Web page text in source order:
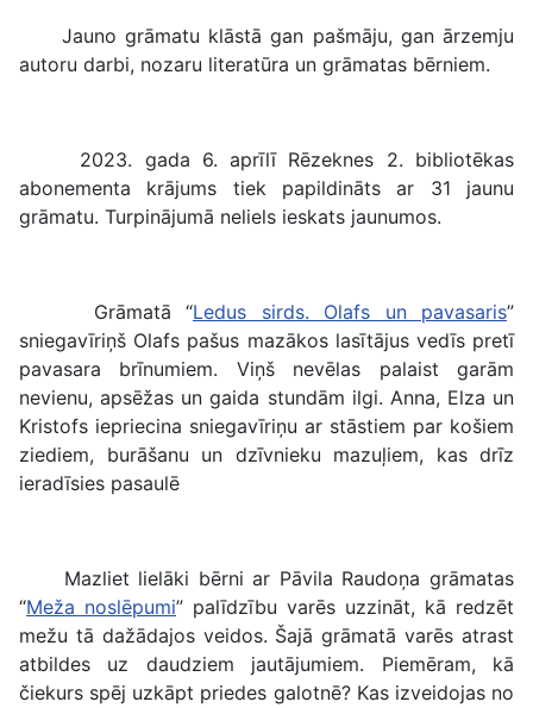
Jauno grāmatu klāstā gan pašmāju, gan ārzemju
autoru darbi, nozaru literatūra un grāmatas bērniem.
2023. gada 6. aprīlī Rēzeknes 2. bibliotēkas
abonementa krājums tiek papildināts ar 31 jaunu
grāmatu. Turpinājumā neliels ieskats jaunumos.
Grāmatā “Ledus sirds. Olafs un pavasaris”
sniegavīriņš Olafs pašus mazākos lasītājus vedīs pretī
pavasara brīnumiem. Viņš nevēlas palaist garām
nevienu, apsēžas un gaida stundām ilgi. Anna, Elza un
Kristofs iepriecina sniegavīriņu ar stāstiem par košiem
ziediem, burāšanu un dzīvnieku mazuļiem, kas drīz
ieradīsies pasaulē
Mazliet lielāki bērni ar Pāvila Raudoņa grāmatas
“Meža noslēpumi” palīdzību varēs uzzināt, kā redzēt
mežu tā dažādajos veidos. Šajā grāmatā varēs atrast
atbildes uz daudziem jautājumiem. Piemēram, kā
čiekurs spēj uzkāpt priedes galotnē? Kas izveidojas no